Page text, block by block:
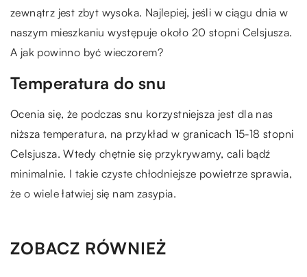
zewnątrz jest zbyt wysoka. Najlepiej, jeśli w ciągu dnia w
naszym mieszkaniu występuje około 20 stopni Celsjusza.
A jak powinno być wieczorem?
Temperatura do snu
Ocenia się, że podczas snu korzystniejsza jest dla nas
niższa temperatura, na przykład w granicach 15-18 stopni
Celsjusza. Wtedy chętnie się przykrywamy, cali bądź
minimalnie. I takie czyste chłodniejsze powietrze sprawia,
że o wiele łatwiej się nam zasypia.
ZOBACZ RÓWNIEŻ